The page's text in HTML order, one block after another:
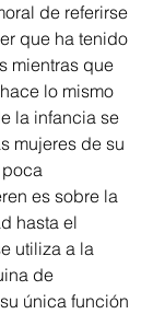
de referirse
que ha tenido
mientras que
lo mismo
la infancia se
mujeres de su
es sobre la
hasta el
utiliza a la
de
única función